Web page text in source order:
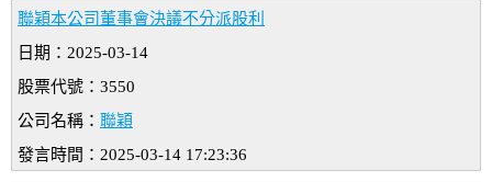
聯穎本公司董事會決議不分派股利
日期：2025-03-14
股票代號：3550
公司名稱： 聯穎
發言時間：2025-03-14 17:23:36